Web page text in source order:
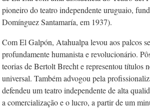
pioneiro do teatro independente uruguaio,
Domínguez Santamaría, em 1937).
Com El Galpón, Atahualpa levou aos palcos
profundamente humanista e revolucionário.
teorias de Bertolt Brecht e representou títulos
universal. Também advogou pela
defendeu um teatro independente de alta
a comercialização e o lucro, a partir de um